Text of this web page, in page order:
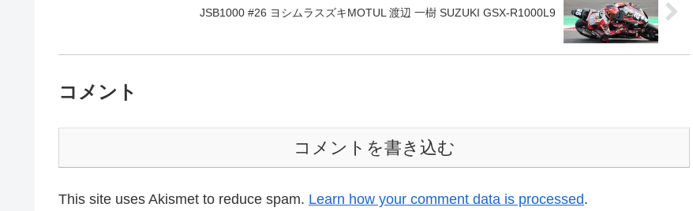
JSB1000 #26 ヨシムラスズキMOTUL 渡辺 一樹 SUZUKI GSX-R1000L9
コメント
コメントを書き込む
This site uses Akismet to reduce spam. Learn how your comment data is processed.